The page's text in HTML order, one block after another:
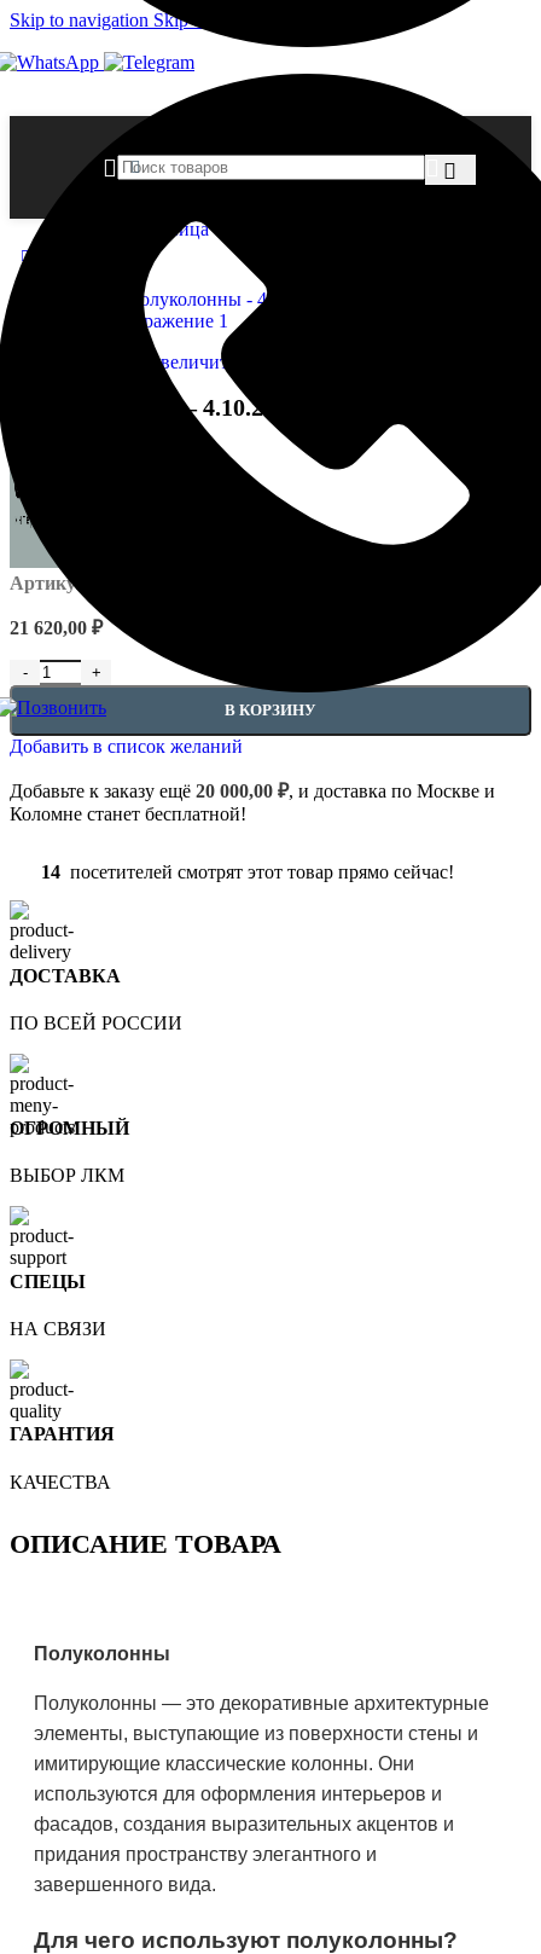
Skip to navigation Skip to main content
Главная страница»
Нажмите, чтобы увеличить
Полуколонны — 4.10.202
Артикул:
21 620,00 ₽
Количество товара Полуколонны - 4.10.202
В КОРЗИНУ
Добавить в список желаний
Добавьте к заказу ещё 20 000,00 ₽, и доставка по Москве и
Коломне станет бесплатной!
14 посетителей смотрят этот товар прямо сейчас!
ДОСТАВКА
ПО ВСЕЙ РОССИИ
ОГРОМНЫЙ
ВЫБОР ЛКМ
СПЕЦЫ
НА СВЯЗИ
ГАРАНТИЯ
КАЧЕСТВА
ОПИСАНИЕ ТОВАРА
Полуколонны
Полуколонны — это декоративные архитектурные
элементы, выступающие из поверхности стены и
имитирующие классические колонны. Они
используются для оформления интерьеров и
фасадов, создания выразительных акцентов и
придания пространству элегантного и
завершенного вида.
Для чего используют полуколонны?